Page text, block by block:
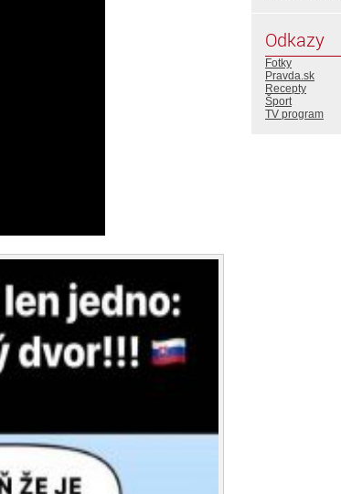
Odkazy
Fotky
Pravda.sk
Recepty
Šport
TV program